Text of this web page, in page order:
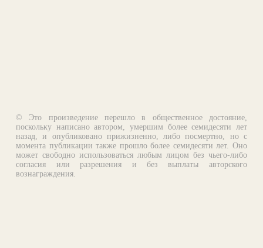
© Это произведение перешло в общественное достояние,
поскольку написано автором, умершим более семидесяти лет
назад, и опубликовано прижизненно, либо посмертно, но с
момента публикации также прошло более семидесяти лет. Оно
может свободно использоваться любым лицом без чьего-либо
согласия или разрешения и без выплаты авторского
вознаграждения.